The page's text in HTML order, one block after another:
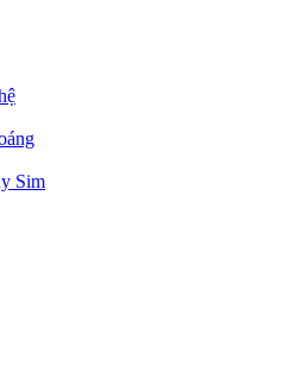
Sim